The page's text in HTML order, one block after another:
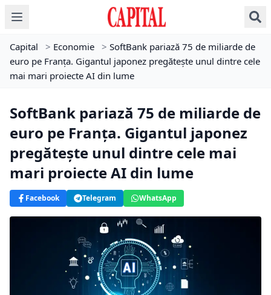
Capital > Economie > SoftBank pariază 75 de miliarde de
euro pe Franța. Gigantul japonez pregătește unul dintre cele
mai mari proiecte AI din lume
SoftBank pariază 75 de miliarde de
euro pe Franța. Gigantul japonez
pregătește unul dintre cele mai
mari proiecte AI din lume
Facebook Telegram WhatsApp